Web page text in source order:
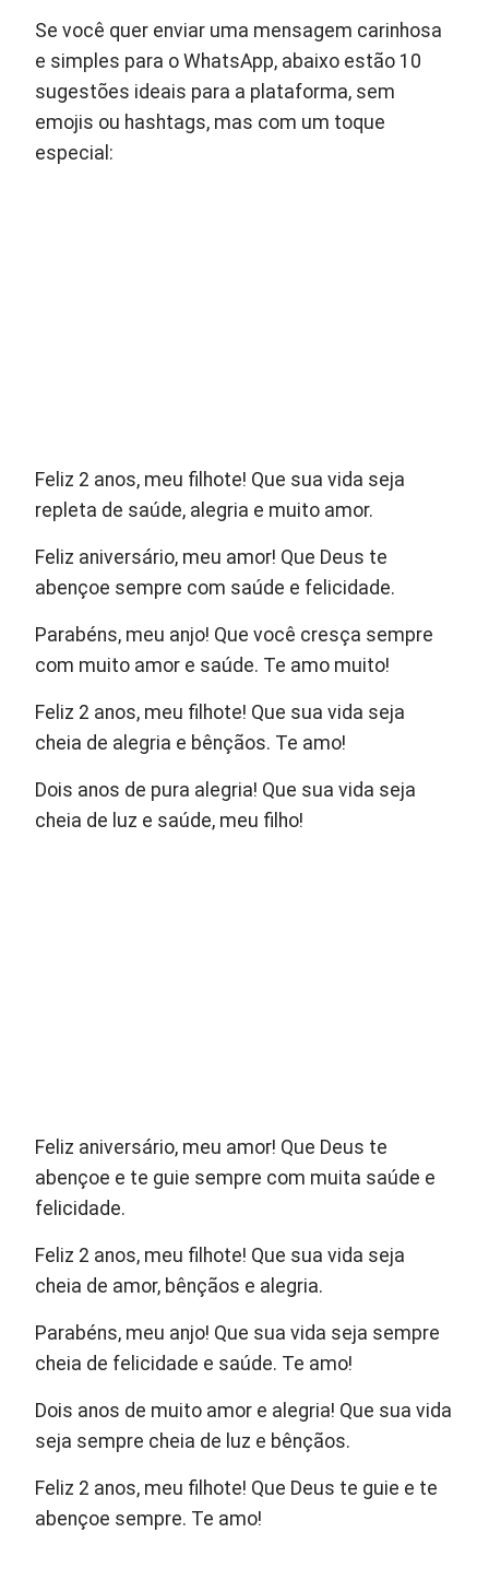
Se você quer enviar uma mensagem carinhosa
e simples para o WhatsApp, abaixo estão 10
sugestões ideais para a plataforma, sem
emojis ou hashtags, mas com um toque
especial:
Feliz 2 anos, meu filhote! Que sua vida seja
repleta de saúde, alegria e muito amor.
Feliz aniversário, meu amor! Que Deus te
abençoe sempre com saúde e felicidade.
Parabéns, meu anjo! Que você cresça sempre
com muito amor e saúde. Te amo muito!
Feliz 2 anos, meu filhote! Que sua vida seja
cheia de alegria e bênçãos. Te amo!
Dois anos de pura alegria! Que sua vida seja
cheia de luz e saúde, meu filho!
Feliz aniversário, meu amor! Que Deus te
abençoe e te guie sempre com muita saúde e
felicidade.
Feliz 2 anos, meu filhote! Que sua vida seja
cheia de amor, bênçãos e alegria.
Parabéns, meu anjo! Que sua vida seja sempre
cheia de felicidade e saúde. Te amo!
Dois anos de muito amor e alegria! Que sua vida
seja sempre cheia de luz e bênçãos.
Feliz 2 anos, meu filhote! Que Deus te guie e te
abençoe sempre. Te amo!